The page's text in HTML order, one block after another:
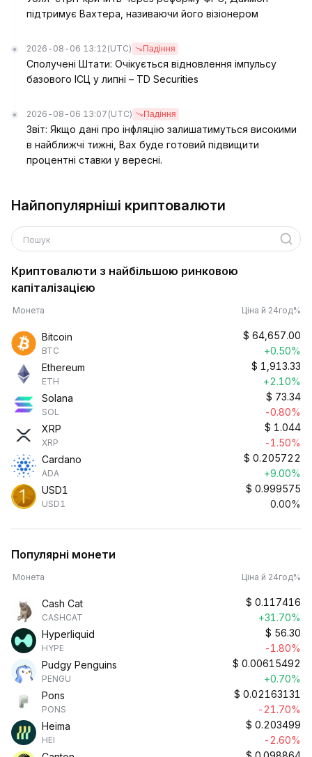
підтримує Вахтера, називаючи його візіонером
2026-08-06 13:12 (UTC) Падіння
Сполучені Штати: Очікується відновлення імпульсу
базового ІСЦ у липні – TD Securities
2026-08-06 13:07 (UTC) Падіння
Звіт: Якщо дані про інфляцію залишатимуться високими
в найближчі тижні, Вах буде готовий підвищити
процентні ставки у вересні.
Найпопулярніші криптовалюти
Пошук
Криптовалюти з найбільшою ринковою
капіталізацією
Монета Ціна й 24год%
Bitcoin
BTC
$ 64,657.00
+0.50%
Ethereum
ETH
$ 1,913.33
+2.10%
Solana
SOL
$ 73.34
-0.80%
XRP
XRP
$ 1.044
-1.50%
Cardano
ADA
$ 0.205722
+9.00%
USD1
USD1
$ 0.999575
0.00%
Популярні монети
Монета Ціна й 24год%
Cash Cat
CASHCAT
$ 0.117416
+31.70%
Hyperliquid
HYPE
$ 56.30
-1.80%
Pudgy Penguins
PENGU
$ 0.00615492
+0.70%
Pons
PONS
$ 0.02163131
-21.70%
Heima
HEI
$ 0.203499
-2.60%